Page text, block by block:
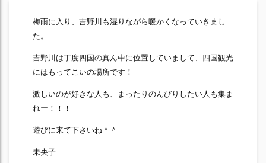
梅雨に入り、吉野川も湿りながら暖かくなっていきまし
た。
吉野川は丁度四国の真ん中に位置していまして、四国観光
にはもってこいの場所です！
激しいのが好きな人も、まったりのんびりしたい人も集ま
れー！！！
遊びに来て下さいね＾＾
未央子